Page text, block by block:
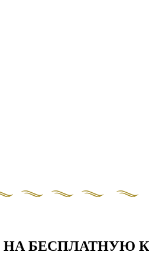
НА БЕСПЛАТНУЮ